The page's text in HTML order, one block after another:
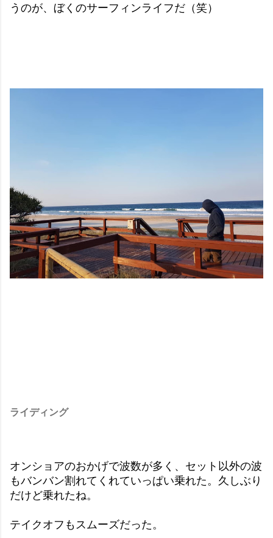
うのが、ぼくのサーフィンライフだ（笑）
ライディング
オンショアのおかげで波数が多く、セット以外の波
もバンバン割れてくれていっぱい乗れた。久しぶり
だけど乗れたね。
テイクオフもスムーズだった。